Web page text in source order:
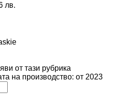
лв.
от тази рубрика
на производство: от 2023